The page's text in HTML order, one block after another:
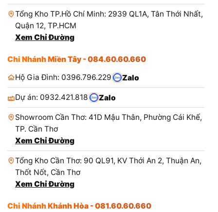
Tổng Kho TP.Hồ Chí Minh: 2939 QL1A, Tân Thới Nhất,
Quận 12, TP.HCM
Xem Chỉ Đường
Chi Nhánh Miền Tây - 084.60.60.660
Hộ Gia Đình: 0396.796.229
Zalo
Dự án: 0932.421.818 Zalo
Showroom Cần Thơ: 41D Mậu Thân, Phường Cái Khế,
TP. Cần Thơ
Xem Chỉ Đường
Tổng Kho Cần Thơ: 90 QL91, KV Thới An 2, Thuận An,
Thốt Nốt, Cần Thơ
Xem Chỉ Đường
Chi Nhánh Khánh Hòa - 081.60.60.660